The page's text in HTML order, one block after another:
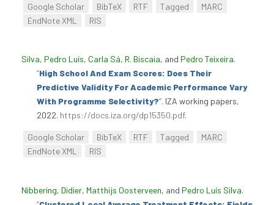
Google Scholar BibTeX RTF Tagged
MARC
EndNote XML
RIS
Silva, Pedro Luís, Carla Sá, R. Biscaia, and Pedro Teixeira.
“High School And Exam Scores: Does Their
Predictive Validity For Academic Performance Vary
With Programme Selectivity?”. IZA working papers,
2022. https://docs.iza.org/dp15350.pdf.
Google Scholar BibTeX RTF Tagged
MARC
EndNote XML
RIS
Nibbering, Didier, Matthijs Oosterveen, and Pedro Luís Silva.